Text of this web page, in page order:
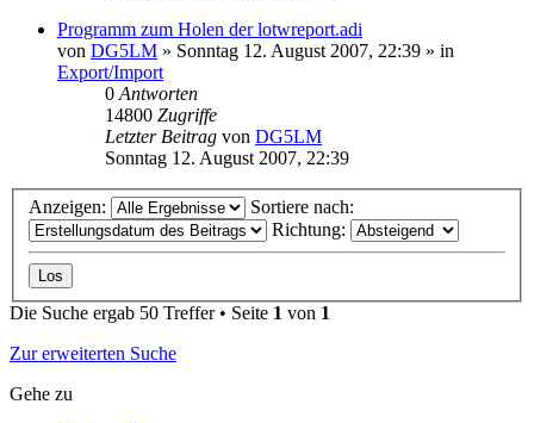
Programm zum Holen der lotwreport.adi
von DG5LM » Sonntag 12. August 2007, 22:39 » in
Export/Import
0 Antworten
14800 Zugriffe
Letzter Beitrag von DG5LM
Sonntag 12. August 2007, 22:39
Anzeigen:
Sortiere nach:
Richtung:
Die Suche ergab 50 Treffer • Seite 1 von 1
Zur erweiterten Suche
Gehe zu